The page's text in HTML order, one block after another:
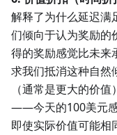
解释了为什么延迟满
们倾向于认为奖励的
得的奖励感觉比未来
求我们抵消这种自然
（通常是更大的价
——今天的100美元感
即使实际价值可能相